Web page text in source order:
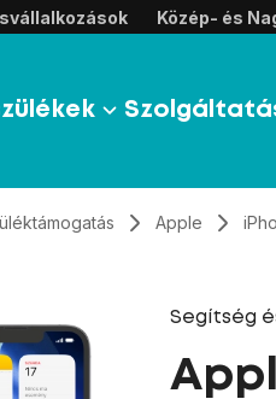
Közép- és
Apple
Segítség